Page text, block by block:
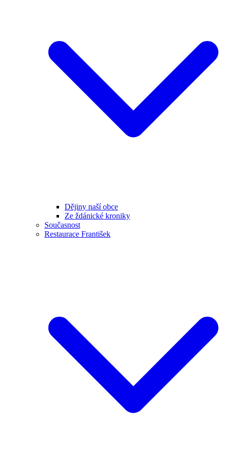
Dějiny naší obce
Ze ždánické kroniky
Současnost
Restaurace František